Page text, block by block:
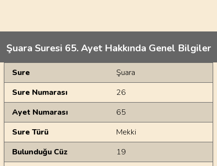
Şuara Suresi 65. Ayet Hakkında Genel Bilgiler
Genel Bilgiler
Sure
Şuara
Sure Numarası
26
Ayet Numarası
65
Sure Türü
Mekki
Bulunduğu Cüz
19